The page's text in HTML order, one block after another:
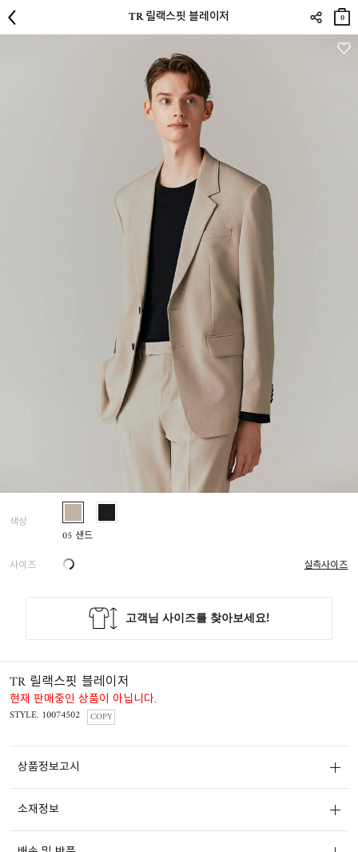
TR 릴랙스핏 블레이저
장바
구니
0
색상
05 샌드
사이즈
실측사이즈
TR 릴랙스핏 블레이저
현재 판매중인 상품이 아닙니다.
STYLE. 10074502 COPY
상품정보고시
소재정보